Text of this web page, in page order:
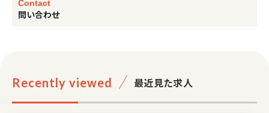
Contact
問い合わせ
Recently viewed 最近見た求人